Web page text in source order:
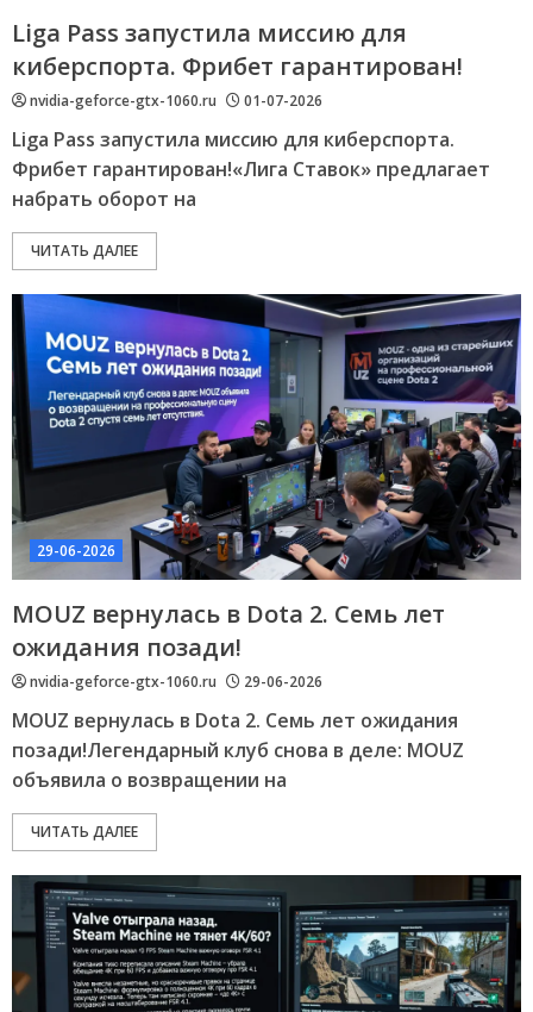
Liga Pass запустила миссию для
киберспорта. Фрибет гарантирован!
nvidia-geforce-gtx-1060.ru 01-07-2026
Liga Pass запустила миссию для киберспорта.
Фрибет гарантирован!«Лига Ставок» предлагает
набрать оборот на
ЧИТАТЬ ДАЛЕЕ
29-06-2026
MOUZ вернулась в Dota 2. Семь лет
ожидания позади!
nvidia-geforce-gtx-1060.ru 29-06-2026
MOUZ вернулась в Dota 2. Семь лет ожидания
позади!Легендарный клуб снова в деле: MOUZ
объявила о возвращении на
ЧИТАТЬ ДАЛЕЕ